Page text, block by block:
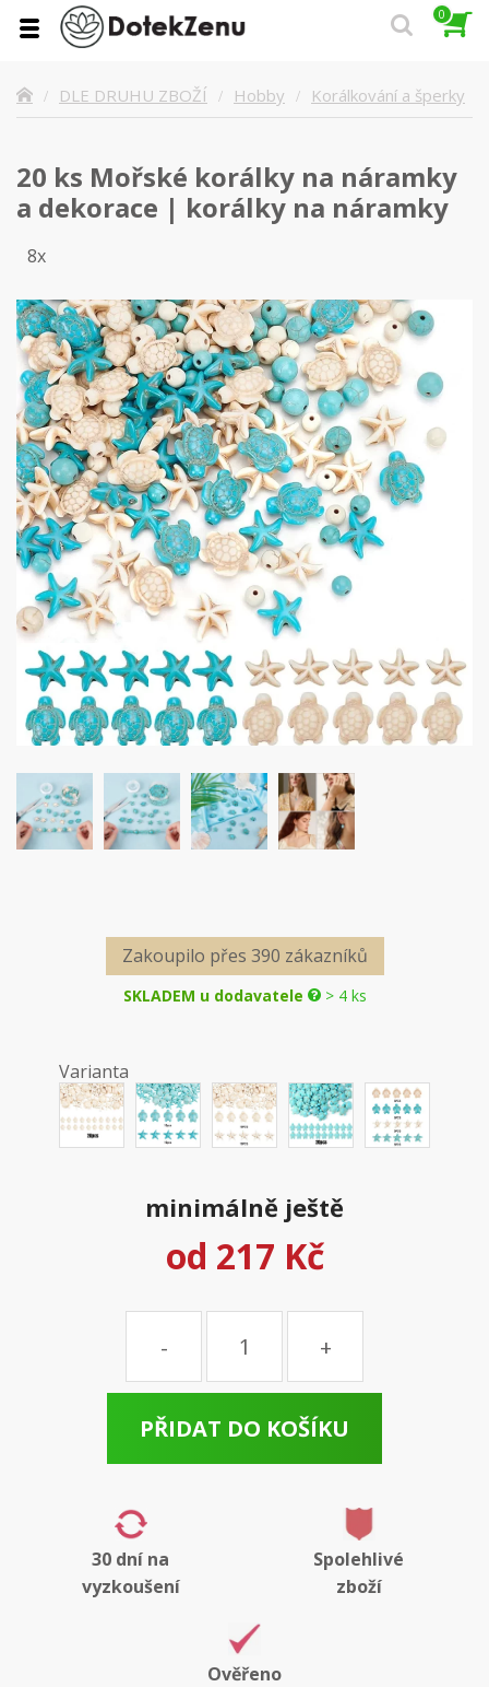
0
DLE DRUHU ZBOŽÍ Hobby Korálkování a šperky
20 ks Mořské korálky na náramky
a dekorace | korálky na náramky
8x
Zakoupilo přes 390 zákazníků
SKLADEM u dodavatele > 4 ks
Varianta
minimálně ještě
od 217 Kč
Množství
PŘIDAT DO KOŠÍKU
30 dní na
vyzkoušení
Spolehlivé
zboží
Ověřeno